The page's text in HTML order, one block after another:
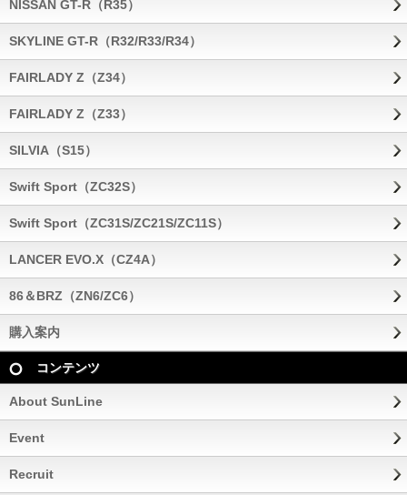
NISSAN GT-R（R35）
SKYLINE GT-R（R32/R33/R34）
FAIRLADY Z（Z34）
FAIRLADY Z（Z33）
SILVIA（S15）
Swift Sport（ZC32S）
Swift Sport（ZC31S/ZC21S/ZC11S）
LANCER EVO.X（CZ4A）
86＆BRZ（ZN6/ZC6）
購入案内
コンテンツ
About SunLine
Event
Recruit